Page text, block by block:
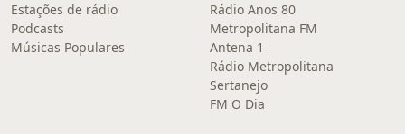
Estações de rádio
Podcasts
Músicas Populares
Rádio Anos 80
Metropolitana FM
Antena 1
Rádio Metropolitana
Sertanejo
FM O Dia